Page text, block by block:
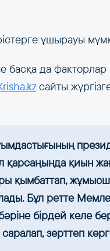
ұшырауы
басқа да
сайты
қарсаңында қиын
қымбаттап,
Бұл ретте
бірдей келе
зерттеп